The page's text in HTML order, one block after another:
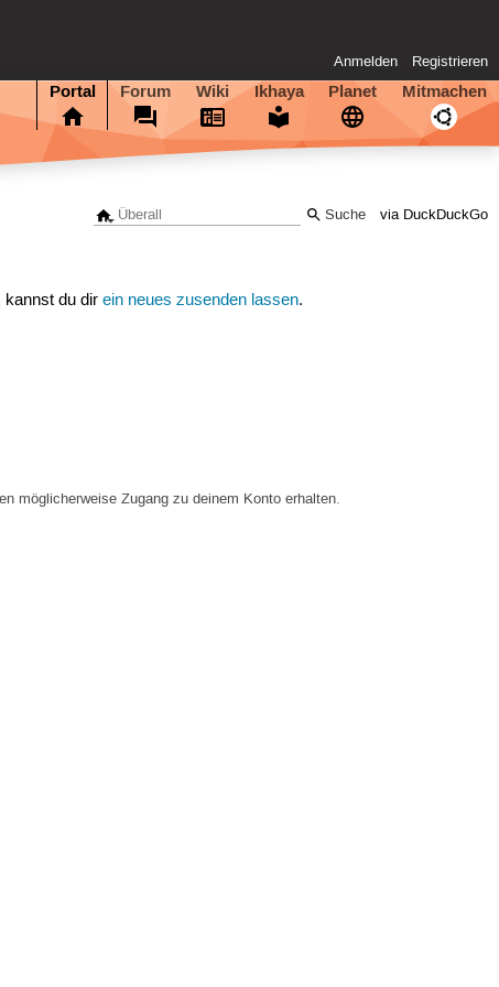
Anmelden Registrieren
Portal Forum Wiki Ikhaya Planet Mitmachen
via DuckDuckGo
kannst du direin neues zusenden lassen.
möglicherweise Zugang zu deinem Konto erhalten.